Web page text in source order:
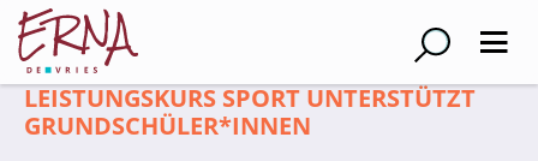
Suche
LEISTUNGSKURS SPORT UNTERSTÜTZT
GRUNDSCHÜLER*INNEN